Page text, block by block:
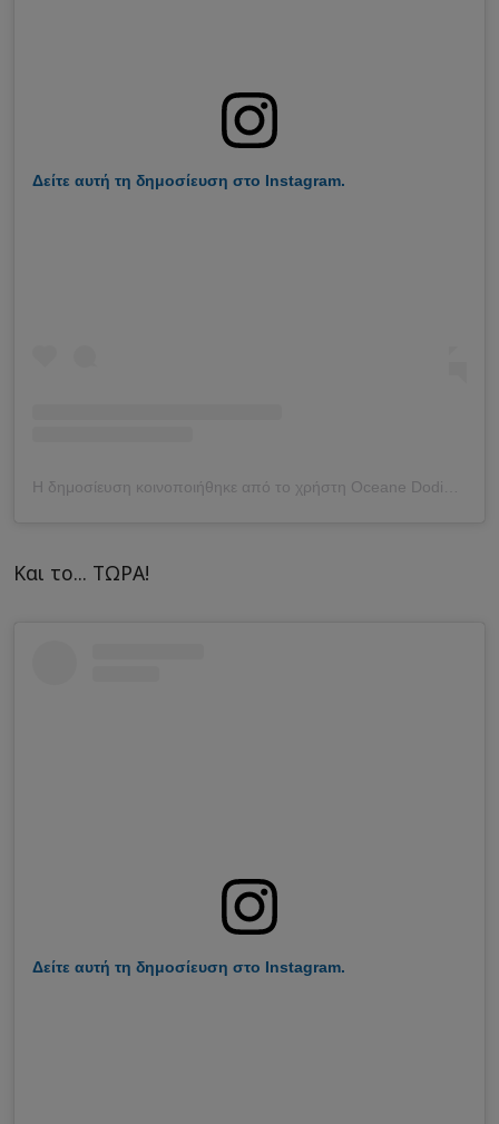
Δείτε αυτή τη δημοσίευση στο Instagram.
Και το... ΤΩΡΑ!
Δείτε αυτή τη δημοσίευση στο Instagram.